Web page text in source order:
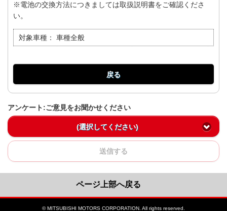
※電池の交換方法につきましては取扱説明書をご確認くださ
い。
対象車種： 車種全般
戻る
アンケート:ご意見をお聞かせください
(選択してください)
送信する
ページ上部へ戻る
© MITSUBISHI MOTORS CORPORATION. All rights reserved.